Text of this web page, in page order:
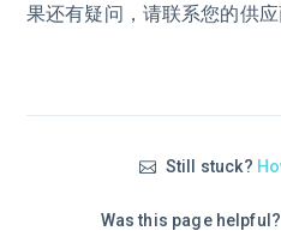
果还有疑问，请联系您的供应
Still stuck?
Was this page helpful?